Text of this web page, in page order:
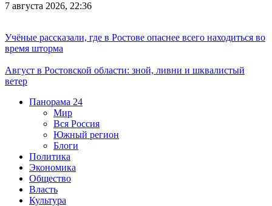
7 августа 2026, 22:36
Учёные рассказали, где в Ростове опаснее всего находиться во
время шторма
Август в Ростовской области: зной, ливни и шквалистый
ветер
Панорама 24
Мир
Вся Россия
Южный регион
Блоги
Политика
Экономика
Общество
Власть
Культура